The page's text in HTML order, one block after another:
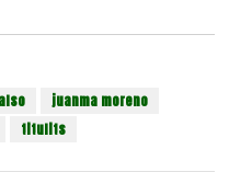
juanma moreno
titulits